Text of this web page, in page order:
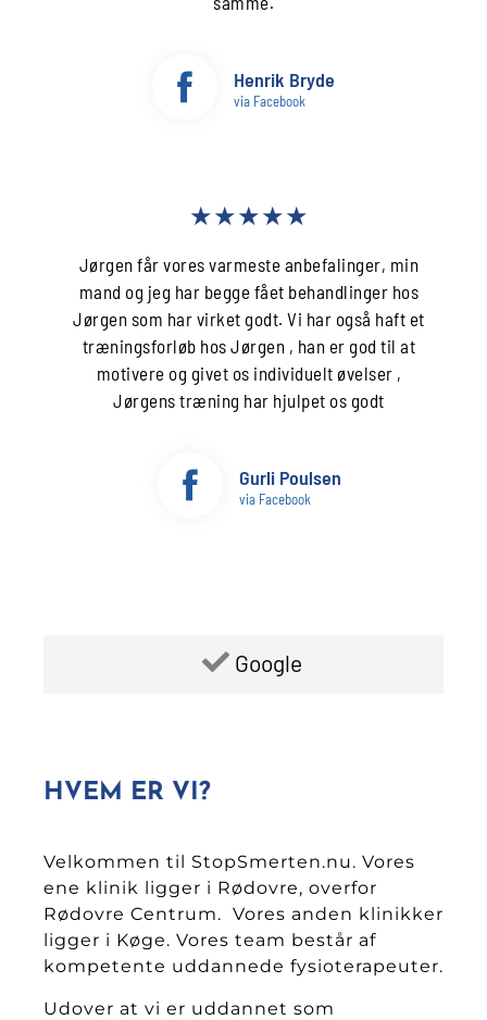
Henrik Bryde
via Facebook
★★★★★
Jørgen får vores varmeste anbefalinger, min
mand og jeg har begge fået behandlinger hos
Jørgen som har virket godt. Vi har også haft et
træningsforløb hos Jørgen , han er god til at
motivere og givet os individuelt øvelser ,
Jørgens træning har hjulpet os godt
Gurli Poulsen
via Facebook
Google
HVEM ER VI?
Velkommen til StopSmerten.nu. Vores
ene klinik ligger i Rødovre, overfor
Rødovre Centrum. Vores anden klinikker
ligger i Køge. Vores team består af
kompetente uddannede fysioterapeuter.
Udover at vi er uddannet som